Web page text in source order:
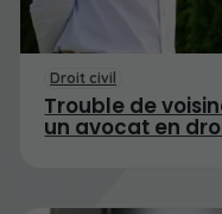
Droit civil
Trouble de
un avocat en